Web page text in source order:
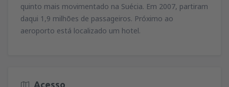
quinto mais movimentado na Suécia. Em 2007, partiram
daqui 1,9 milhões de passageiros. Próximo ao
aeroporto está localizado um hotel.
Acesso